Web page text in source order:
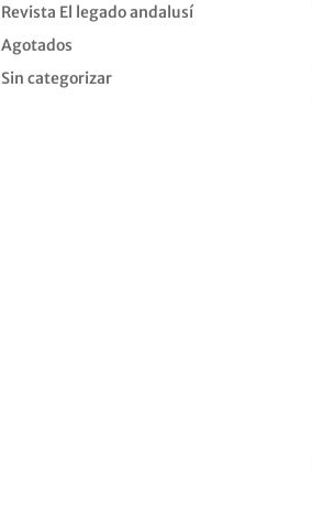
Revista El legado andalusí
Agotados
Sin categorizar